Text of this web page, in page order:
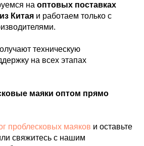
на оптовых поставках
Китая и работаем только с
техническую
на всех этапах
маяки оптом прямо
проблесковых маяков и оставьте
свяжитесь с нашим